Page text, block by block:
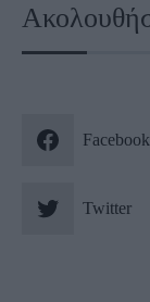
Facebook
Twitter